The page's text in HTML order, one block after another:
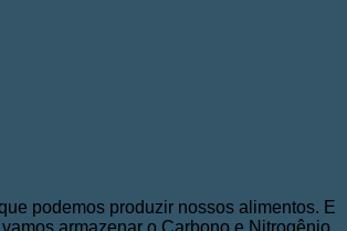
podemos produzir nossos alimentos. E
armazenar o Carbono e Nitrogênio